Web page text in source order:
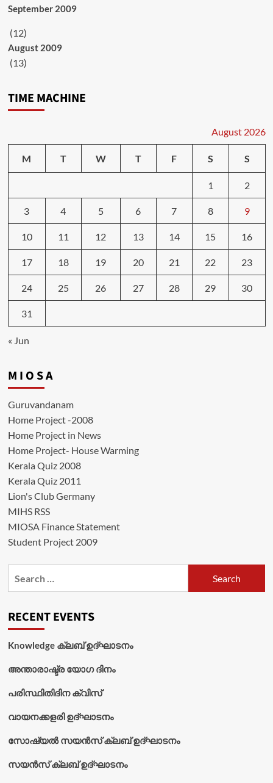
September 2009
(12)
August 2009
(13)
TIME MACHINE
August 2026
M T W T F S S
1 2
3 4 5 6 7 8 9
10 11 12 13 14 15 16
17 18 19 20 21 22 23
24 25 26 27 28 29 30
31
« Jun
M I O S A
Guruvandanam
Home Project -2008
Home Project in News
Home Project- House Warming
Kerala Quiz 2008
Kerala Quiz 2011
Lion's Club Germany
MIHS RSS
MIOSA Finance Statement
Student Project 2009
RECENT EVENTS
Knowledge ക്ലബ് ഉദ്‌ഘാടനം
അന്താരാഷ്ട്ര യോഗ ദിനം
പരിസ്ഥിതിദിന ക്വിസ്
വായനക്കളരി ഉദ്‌ഘാടനം
സോഷ്യൽ സയൻസ് ക്ലബ് ഉദ്‌ഘാടനം
സയൻസ് ക്ലബ് ഉദ്‌ഘാടനം